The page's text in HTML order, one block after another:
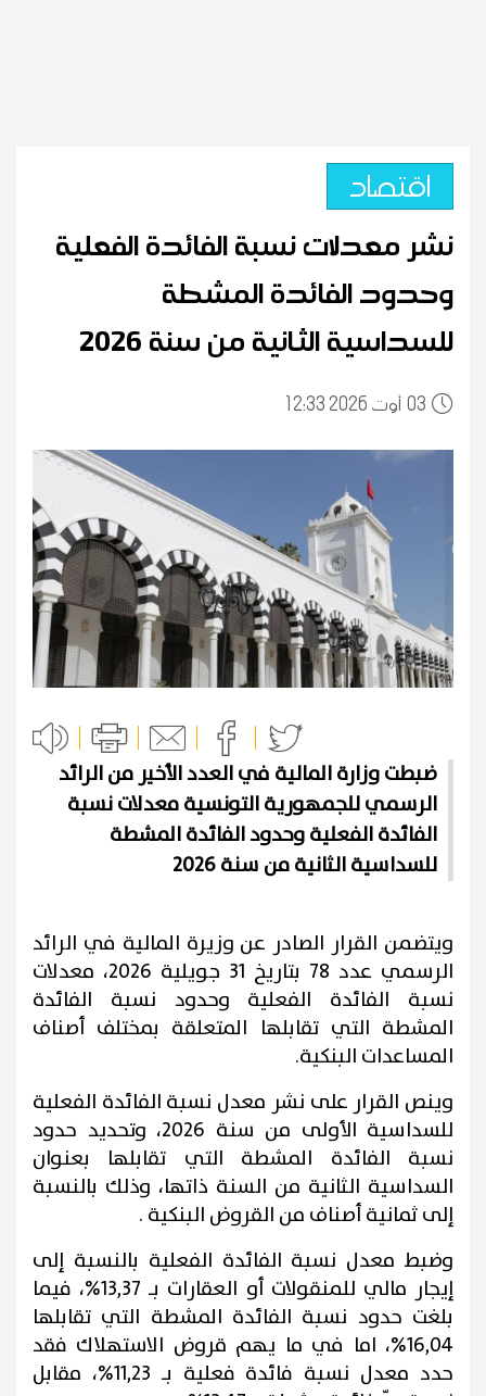
اقتصاد
نشر معدلات نسبة الفائدة الفعلية
وحدود الفائدة المشطة
للسداسية الثانية من سنة 2026
0312:33 2026 أوت
ضبطت وزارة المالية في العدد الأخير من الرائد
الرسمي للجمهورية التونسية معدلات نسبة
الفائدة الفعلية وحدود الفائدة المشطة
للسداسية الثانية من سنة 2026
ويتضمن القرار الصادر عن وزيرة المالية في الرائد
الرسمي عدد 78 بتاريخ 31 جويلية 2026، معدلات
نسبة الفائدة الفعلية وحدود نسبة الفائدة
المشطة التي تقابلها المتعلقة بمختلف أصناف
المساعدات البنكية.
وينص القرار على نشر معدل نسبة الفائدة الفعلية
للسداسية الأولى من سنة 2026، وتحديد حدود
نسبة الفائدة المشطة التي تقابلها بعنوان
السداسية الثانية من السنة ذاتها، وذلك بالنسبة
إلى ثمانية أصناف من القروض البنكية .
وضبط معدل نسبة الفائدة الفعلية بالنسبة إلى
إيجار مالي للمنقولات أو العقارات بـ 13,37%، فيما
بلغت حدود نسبة الفائدة المشطة التي تقابلها
16,04%، اما في ما يهم قروض الاستهلاك فقد
حدد معدل نسبة فائدة فعلية بـ 11,23%، مقابل